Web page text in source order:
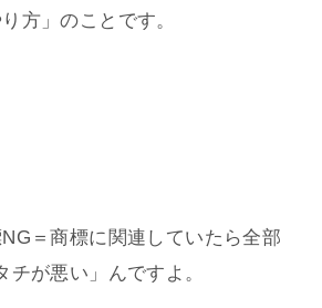
方」のことです。
＝商標に関連していたら全部
が悪い」んですよ。